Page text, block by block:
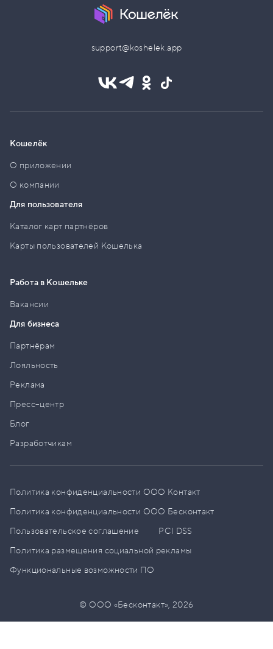
support@koshelek.app
Кошелёк
О приложении
О компании
Для пользователя
Каталог карт партнёров
Карты пользователей Кошелька
Работа в Кошельке
Вакансии
Для бизнеса
Партнёрам
Лояльность
Реклама
Пресс–центр
Блог
Разработчикам
Политика конфиденциальности ООО Контакт
Политика конфиденциальности ООО Бесконтакт
Пользовательское соглашение
PCI DSS
Политика размещения социальной рекламы
Функциональные возможности ПО
© ООО «Бесконтакт»,2026